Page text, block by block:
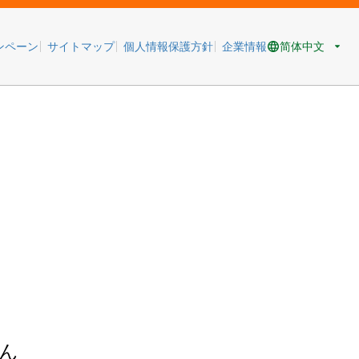
ペーン サイトマップ 個人情報保護方針 企業情報 简体中文